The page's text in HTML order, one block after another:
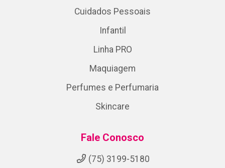
Cuidados Pessoais
Infantil
Linha PRO
Maquiagem
Perfumes e Perfumaria
Skincare
Fale Conosco
(75) 3199-5180